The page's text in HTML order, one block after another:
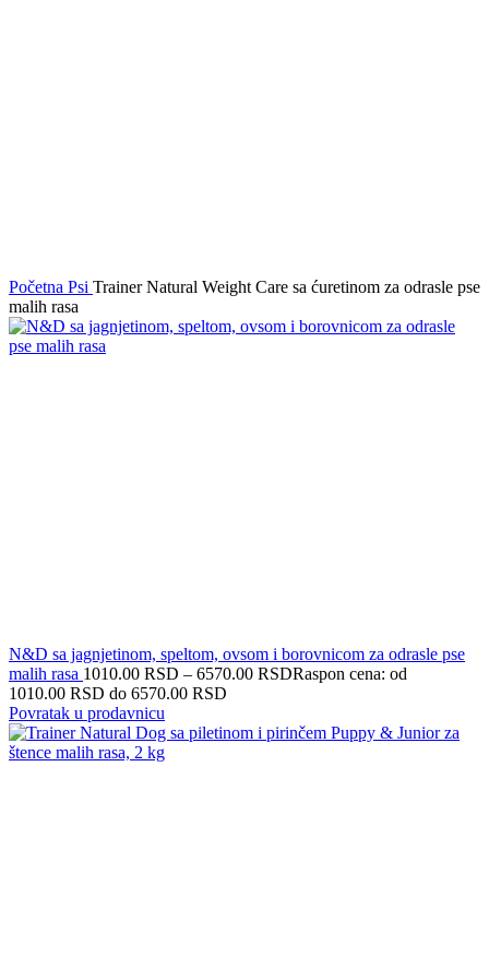
Početna Psi Trainer Natural Weight Care sa ćuretinom za odrasle pse
malih rasa
N&D sa jagnjetinom, speltom, ovsom i borovnicom za odrasle pse
malih rasa 1010.00 RSD – 6570.00 RSDRaspon cena: od
1010.00 RSD do 6570.00 RSD
Povratak u prodavnicu